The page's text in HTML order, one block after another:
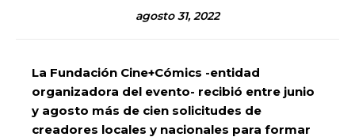
agosto 31, 2022
La Fundación Cine+Cómics -entidad
organizadora del evento- recibió entre junio
y agosto más de cien solicitudes de
creadores locales y nacionales para formar